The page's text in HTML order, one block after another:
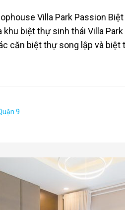
Villa Park Passion
biệt thự sinh thái Villa
căn biệt thự song lập và biệt
9